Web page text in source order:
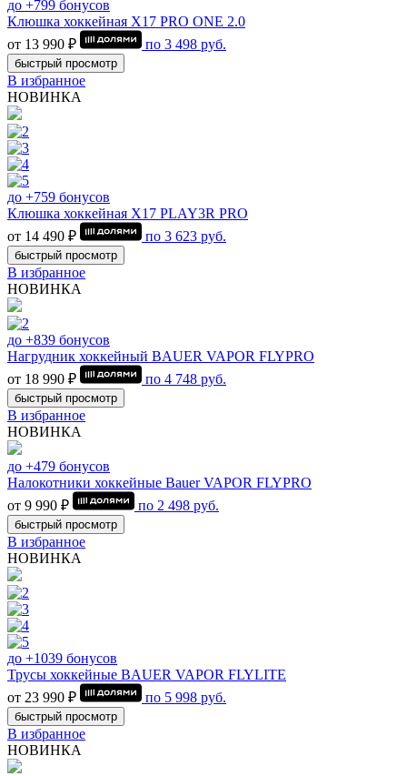
до +799 бонусов
Клюшка хоккейная Х17 PRO ONE 2.0
от 13 990 ₽
по 3 498 руб.
быстрый просмотр
В избранное
НОВИНКА
до +759 бонусов
Клюшка хоккейная Х17 PLAY3R PRO
от 14 490 ₽
по 3 623 руб.
быстрый просмотр
В избранное
НОВИНКА
до +839 бонусов
Нагрудник хоккейный BAUER VAPOR FLYPRO
от 18 990 ₽
по 4 748 руб.
быстрый просмотр
В избранное
НОВИНКА
до +479 бонусов
Налокотники хоккейные Bauer VAPOR FLYPRO
от 9 990 ₽
по 2 498 руб.
быстрый просмотр
В избранное
НОВИНКА
до +1039 бонусов
Трусы хоккейные BAUER VAPOR FLYLITE
от 23 990 ₽
по 5 998 руб.
быстрый просмотр
В избранное
НОВИНКА